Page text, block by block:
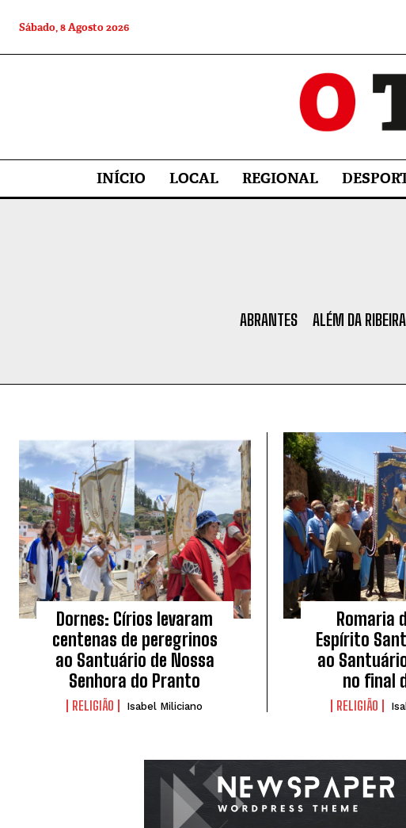
Sábado, 8 Agosto 2026
INÍCIO LOCAL REGIONAL
ABRANTES ALÉM DA
Dornes: Círios levaram
centenas de peregrinos
ao Santuário de Nossa
Senhora do Pranto
RELIGIÃO Isabel Miliciano
Romaria
Espírito
ao
no final
RELIGIÃO